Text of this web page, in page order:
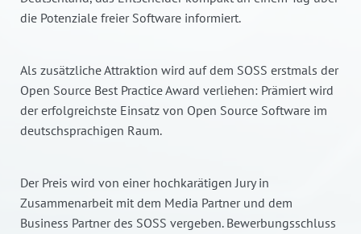
die Potenziale freier Software informiert.
Als zusätzliche Attraktion wird auf dem SOSS erstmals der
Open Source Best Practice Award verliehen: Prämiert wird
der erfolgreichste Einsatz von Open Source Software im
deutschsprachigen Raum.
Der Preis wird von einer hochkarätigen Jury in
Zusammenarbeit mit dem Media Partner und dem
Business Partner des SOSS vergeben. Bewerbungsschluss